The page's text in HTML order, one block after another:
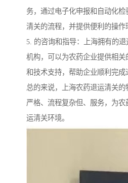
务，通过电子化申报和自动化
清关的流程，并提供便利的操作
5. 的咨询和指导：上海拥有的
机构，可以为农药企业提供相
和技术支持，帮助企业顺利完成
总的来说，上海农药退运清关
严格、流程复杂但、服务，为
运清关环境。